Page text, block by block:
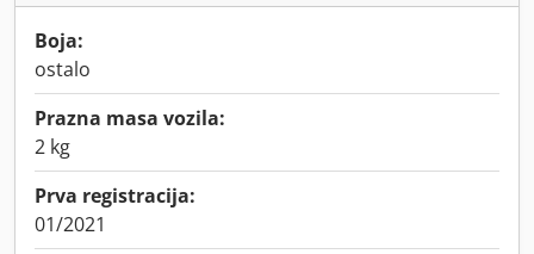
Boja:
ostalo
Prazna masa vozila:
2 kg
Prva registracija:
01/2021